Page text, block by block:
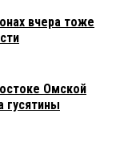
вчера тоже
Омской
гусятины